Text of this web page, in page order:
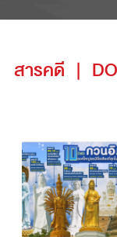
สารคดี |